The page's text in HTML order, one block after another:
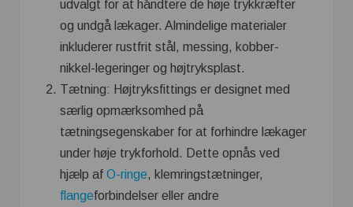
udvalgt for at håndtere de høje trykkræfter
og undgå lækager. Almindelige materialer
inkluderer rustfrit stål, messing, kobber-
nikkel-legeringer og højtryksplast.
Tætning: Højtryksfittings er designet med
særlig opmærksomhed på
tætningsegenskaber for at forhindre lækager
under høje trykforhold. Dette opnås ved
hjælp af O-ringe, klemringstætninger,
flangeforbindelser eller andre